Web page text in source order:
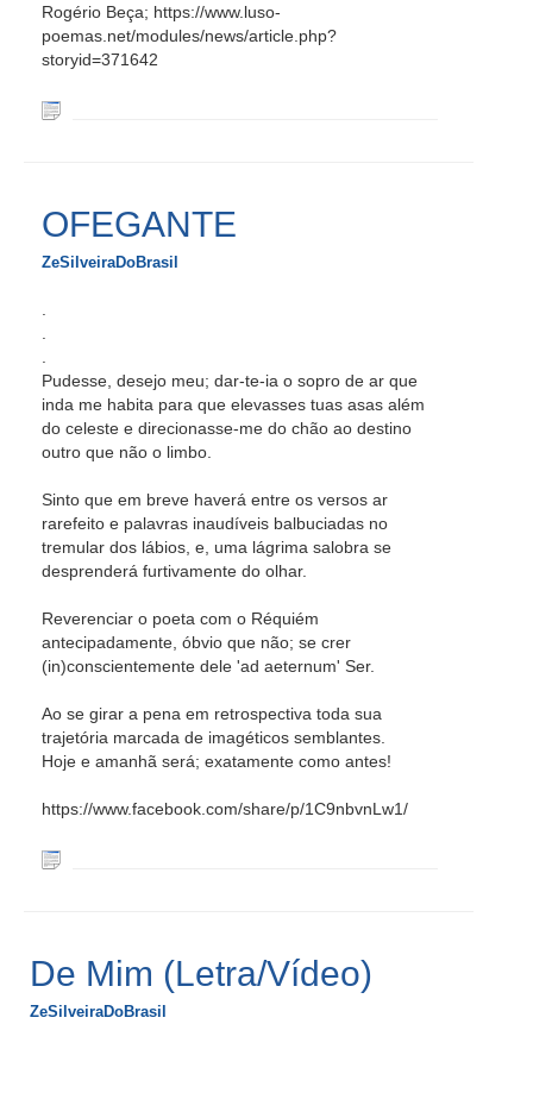
Rogério Beça; https://www.luso-
poemas.net/modules/news/article.php?
storyid=371642
OFEGANTE
ZeSilveiraDoBrasil
Pudesse, desejo meu; dar-te-ia o sopro de ar que
inda me habita para que elevasses tuas asas além
do celeste e direcionasse-me do chão ao destino
outro que não o limbo.
Sinto que em breve haverá entre os versos ar
rarefeito e palavras inaudíveis balbuciadas no
tremular dos lábios, e, uma lágrima salobra se
desprenderá furtivamente do olhar.
Reverenciar o poeta com o Réquiém
antecipadamente, óbvio que não; se crer
(in)conscientemente dele 'ad aeternum' Ser.
Ao se girar a pena em retrospectiva toda sua
trajetória marcada de imagéticos semblantes.
Hoje e amanhã será; exatamente como antes!
https://www.facebook.com/share/p/1C9nbvnLw1/
De Mim (Letra/Vídeo)
ZeSilveiraDoBrasil